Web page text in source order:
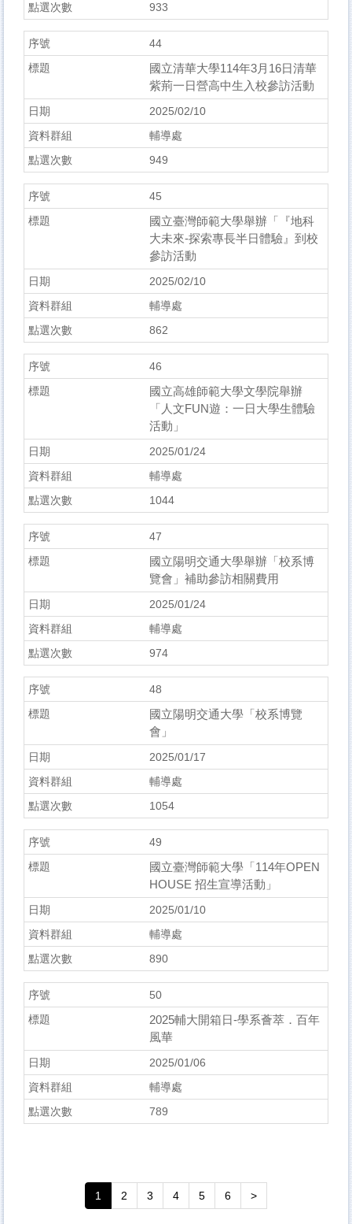
933
44
國立清華大學114年3月16日清華
紫荊一日營高中生入校參訪活動
2025/02/10
輔導處
949
45
國立臺灣師範大學舉辦「『地科
大未來-探索專長半日體驗』到校
參訪活動
2025/02/10
輔導處
862
46
國立高雄師範大學文學院舉辦
「人文FUN遊：一日大學生體驗
活動」
2025/01/24
輔導處
1044
47
國立陽明交通大學舉辦「校系博
覽會」補助參訪相關費用
2025/01/24
輔導處
974
48
國立陽明交通大學「校系博覽
會」
2025/01/17
輔導處
1054
49
國立臺灣師範大學「114年OPEN
HOUSE 招生宣導活動」
2025/01/10
輔導處
890
50
2025輔大開箱日-學系薈萃．百年
風華
2025/01/06
輔導處
789
1 2 3 4 5 6 >